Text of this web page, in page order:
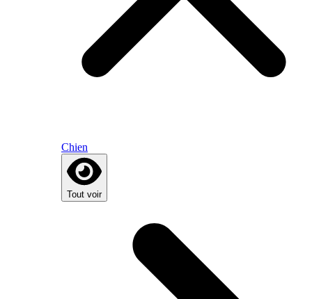
Chien
Tout voir